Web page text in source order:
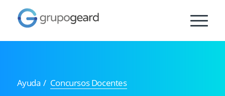
Ayuda / Concursos Docentes